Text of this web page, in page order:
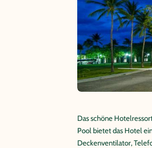
Das schöne
Pool bietet das Hotel
Deckenventilator,